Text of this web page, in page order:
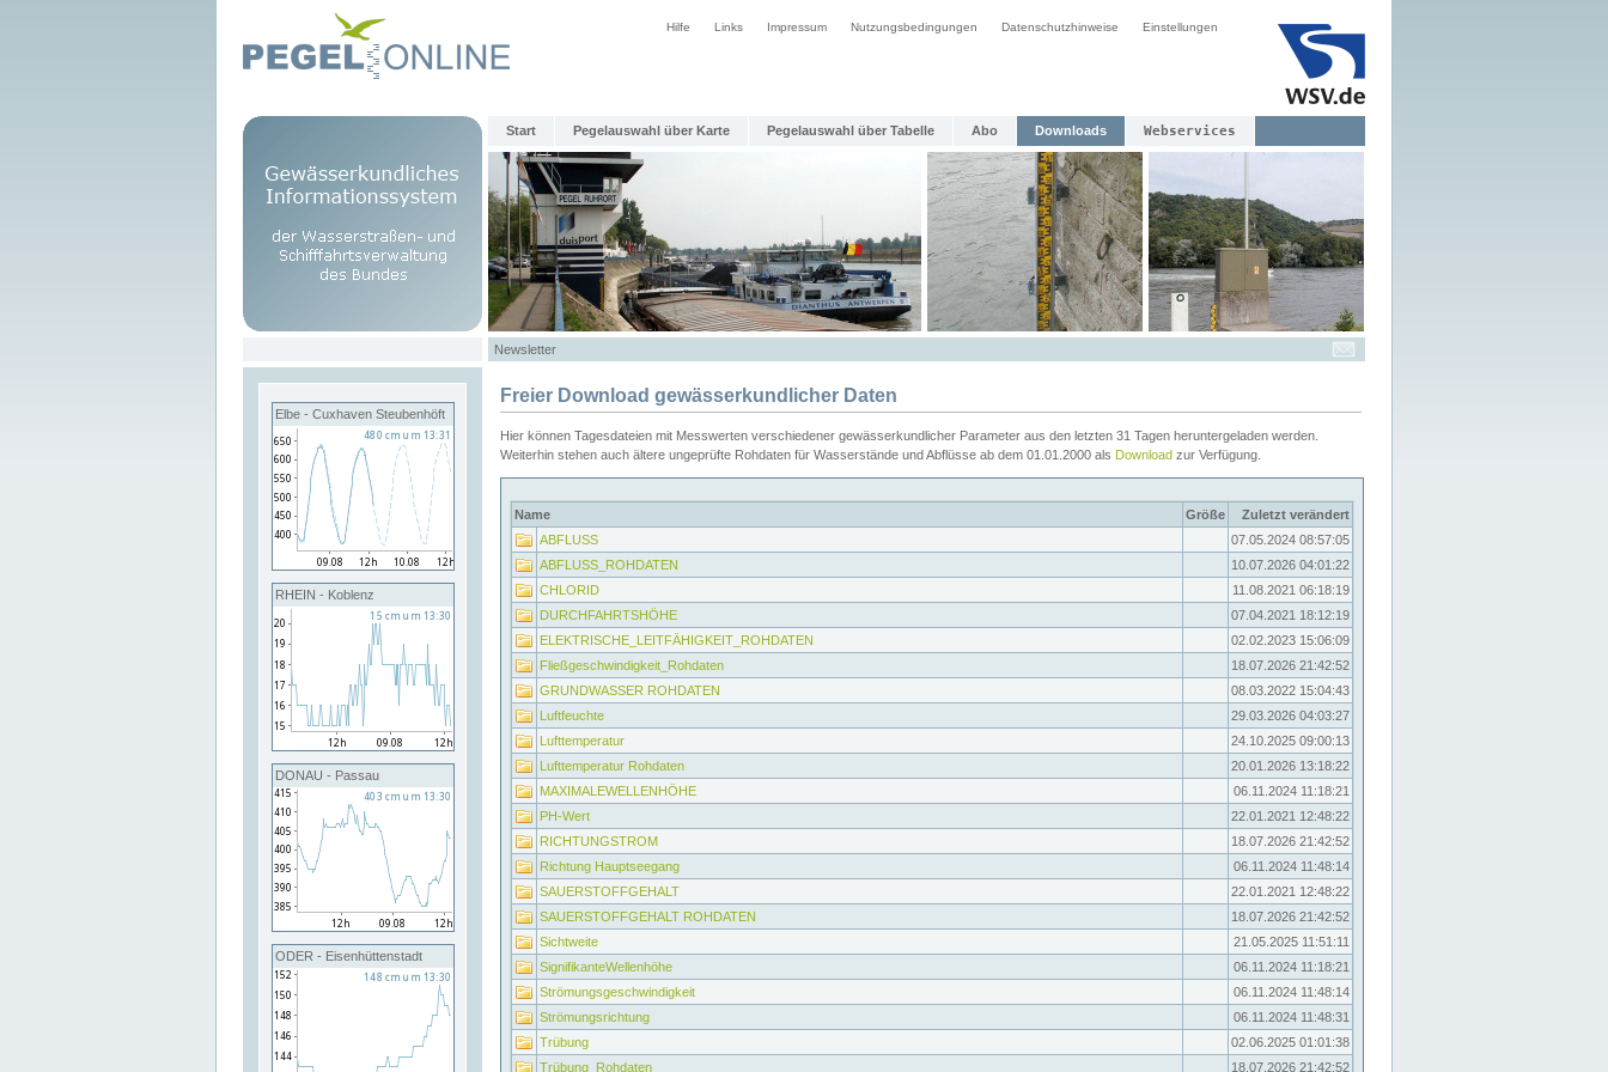
Hilfe Links Impressum Nutzungsbedingungen Datenschutzhinweise Einstellungen
Start Pegelauswahl über Karte Pegelauswahl über Tabelle Abo Downloads Webservices
Newsletter
Elbe - Cuxhaven Steubenhöft
RHEIN - Koblenz
DONAU - Passau
ODER - Eisenhüttenstadt
Freier Download gewässerkundlicher Daten
Hier können Tagesdateien mit Messwerten verschiedener gewässerkundlicher Parameter aus den letzten 31 Tagen heruntergeladen werden.
Weiterhin stehen auch ältere ungeprüfte Rohdaten für Wasserstände und Abflüsse ab dem 01.01.2000 als Download zur Verfügung.
Name Größe
Zuletzt verändert
ABFLUSS
07.05.2024 08:57:05
ABFLUSS_ROHDATEN
10.07.2026 04:01:22
CHLORID
11.08.2021 06:18:19
DURCHFAHRTSHÖHE
07.04.2021 18:12:19
ELEKTRISCHE_LEITFÄHIGKEIT_ROHDATEN
02.02.2023 15:06:09
Fließgeschwindigkeit_Rohdaten
18.07.2026 21:42:52
GRUNDWASSER ROHDATEN
08.03.2022 15:04:43
Luftfeuchte
29.03.2026 04:03:27
Lufttemperatur
24.10.2025 09:00:13
Lufttemperatur Rohdaten
20.01.2026 13:18:22
MAXIMALEWELLENHÖHE
06.11.2024 11:18:21
PH-Wert
22.01.2021 12:48:22
RICHTUNGSTROM
18.07.2026 21:42:52
Richtung Hauptseegang
06.11.2024 11:48:14
SAUERSTOFFGEHALT
22.01.2021 12:48:22
SAUERSTOFFGEHALT ROHDATEN
18.07.2026 21:42:52
Sichtweite
21.05.2025 11:51:11
SignifikanteWellenhöhe
06.11.2024 11:18:21
Strömungsgeschwindigkeit
06.11.2024 11:48:14
Strömungsrichtung
06.11.2024 11:48:31
Trübung
02.06.2025 01:01:38
Trübung_Rohdaten
18.07.2026 21:42:52